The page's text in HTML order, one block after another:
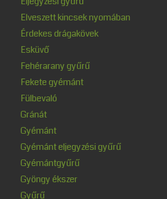
Elveszett kincsek nyomában
Érdekes drágakövek
Esküvő
Fehérarany gyűrű
Fekete gyémánt
Fülbevaló
Gránát
Gyémánt
Gyémánt eljegyzési gyűrű
Gyémántgyűrű
Gyöngy ékszer
Gyűrű